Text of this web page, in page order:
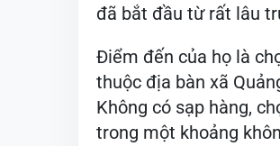
đã bắt đầu từ rất lâu
Điểm đến của họ là
thuộc địa bàn xã
Không có sạp hàng,
trong một khoảng